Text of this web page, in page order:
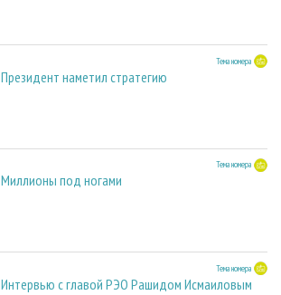
Тема номера
Президент наметил стратегию
Тема номера
Миллионы под ногами
Тема номера
Интервью с главой РЭО Рашидом Исмаиловым